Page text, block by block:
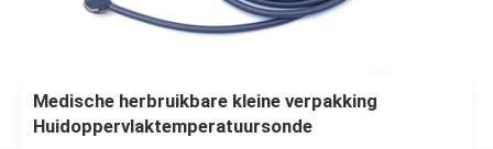
Medische herbruikbare kleine verpakking
Huidoppervlaktemperatuursonde